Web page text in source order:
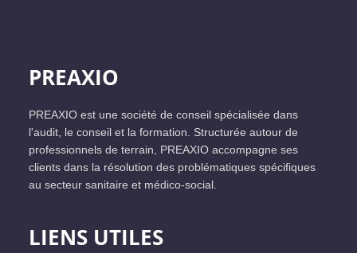
PREAXIO
PREAXIO est une société de conseil spécialisée dans
l'audit, le conseil et la formation. Structurée autour de
professionnels de terrain, PREAXIO accompagne ses
clients dans la résolution des problématiques spécifiques
au secteur sanitaire et médico-social.
LIENS UTILES